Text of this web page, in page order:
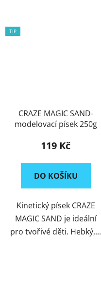
TIP
CRAZE MAGIC SAND-
modelovací písek 250g
119 Kč
DO KOŠÍKU
Kinetický písek CRAZE
MAGIC SAND je ideální
pro tvořivé děti. Hebký,...